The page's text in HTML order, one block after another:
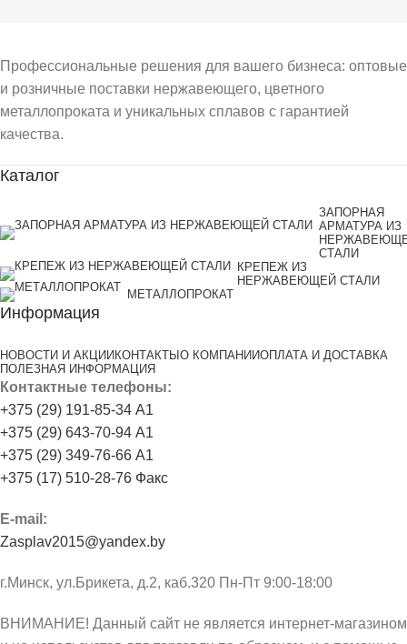
Профессиональные решения для вашего бизнеса: оптовые
и розничные поставки нержавеющего, цветного
металлопроката и уникальных сплавов с гарантией
качества.
Каталог
ЗАПОРНАЯ
АРМАТУРА ИЗ
СТАЛИ
КРЕПЕЖ ИЗ
НЕРЖАВЕЮЩЕЙ СТАЛИ
МЕТАЛЛОПРОКАТ
Информация
НОВОСТИ И АКЦИИ КОНТАКТЫ О КОМПАНИИОПЛАТА И ДОСТАВКА
ПОЛЕЗНАЯ ИНФОРМАЦИЯ
Контактные телефоны:
+375 (29) 191-85-34 А1
+375 (29) 643-70-94 А1
+375 (29) 349-76-66 А1
+375 (17) 510-28-76 Факс
E-mail:
Zasplav2015@yandex.by
г.Минск, ул.Брикета, д.2, каб.320 Пн-Пт 9:00-18:00
ВНИМАНИЕ! Данный сайт не является интернет-магазином